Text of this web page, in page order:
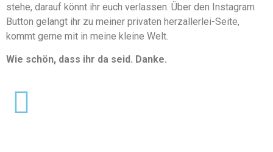
stehe, darauf könnt ihr euch verlassen. Über den Instagram
Button gelangt ihr zu meiner privaten herzallerlei-Seite,
kommt gerne mit in meine kleine Welt.
Wie schön, dass ihr da seid. Danke.